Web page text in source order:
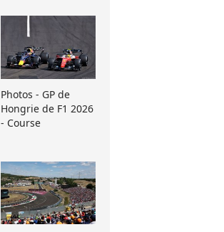
Photos - GP de
Hongrie de F1 2026
- Course